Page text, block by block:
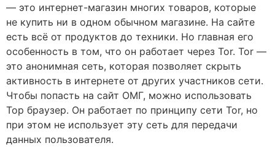
— это интернет-магазин многих товаров, которые
не купить ни в одном обычном магазине. На сайте
есть всё от продуктов до техники. Но главная его
особенность в том, что он работает через Tor. Tor —
это анонимная сеть, которая позволяет скрыть
активность в интернете от других участников сети.
Чтобы попасть на сайт ОМГ, можно использовать
Тор браузер. Он работает по принципу сети Tor, но
при этом не использует эту сеть для передачи
данных пользователя.